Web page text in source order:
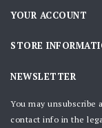
YOUR ACCOUNT
STORE
NEWSLETTER
You may unsubscribe
contact info in the